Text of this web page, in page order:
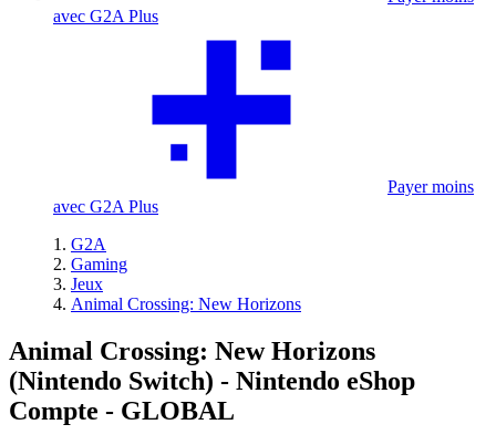
avec G2A Plus
Payer moins
avec G2A Plus
G2A
Gaming
Jeux
Animal Crossing: New Horizons
Animal Crossing: New Horizons
(Nintendo Switch) - Nintendo eShop
Compte - GLOBAL